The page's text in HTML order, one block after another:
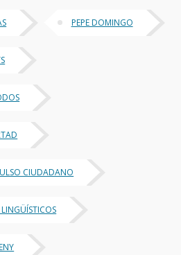
PEPE DOMINGO
CIUDADANO